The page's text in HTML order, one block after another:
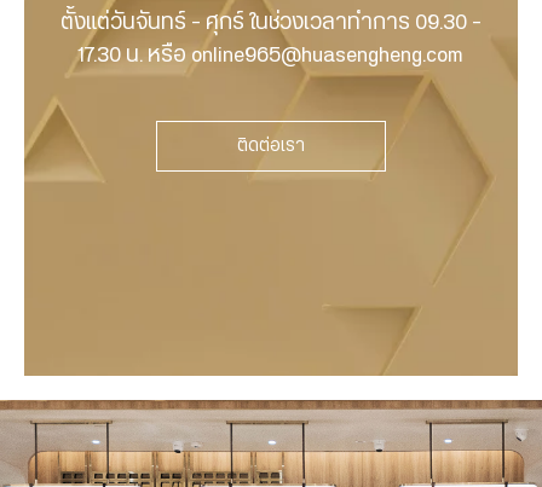
ตั้งแต่วันจันทร์ – ศุกร์ ในช่วงเวลาทำการ 09.30 –
17.30 น. หรือ online965@huasengheng.com
ติดต่อเรา